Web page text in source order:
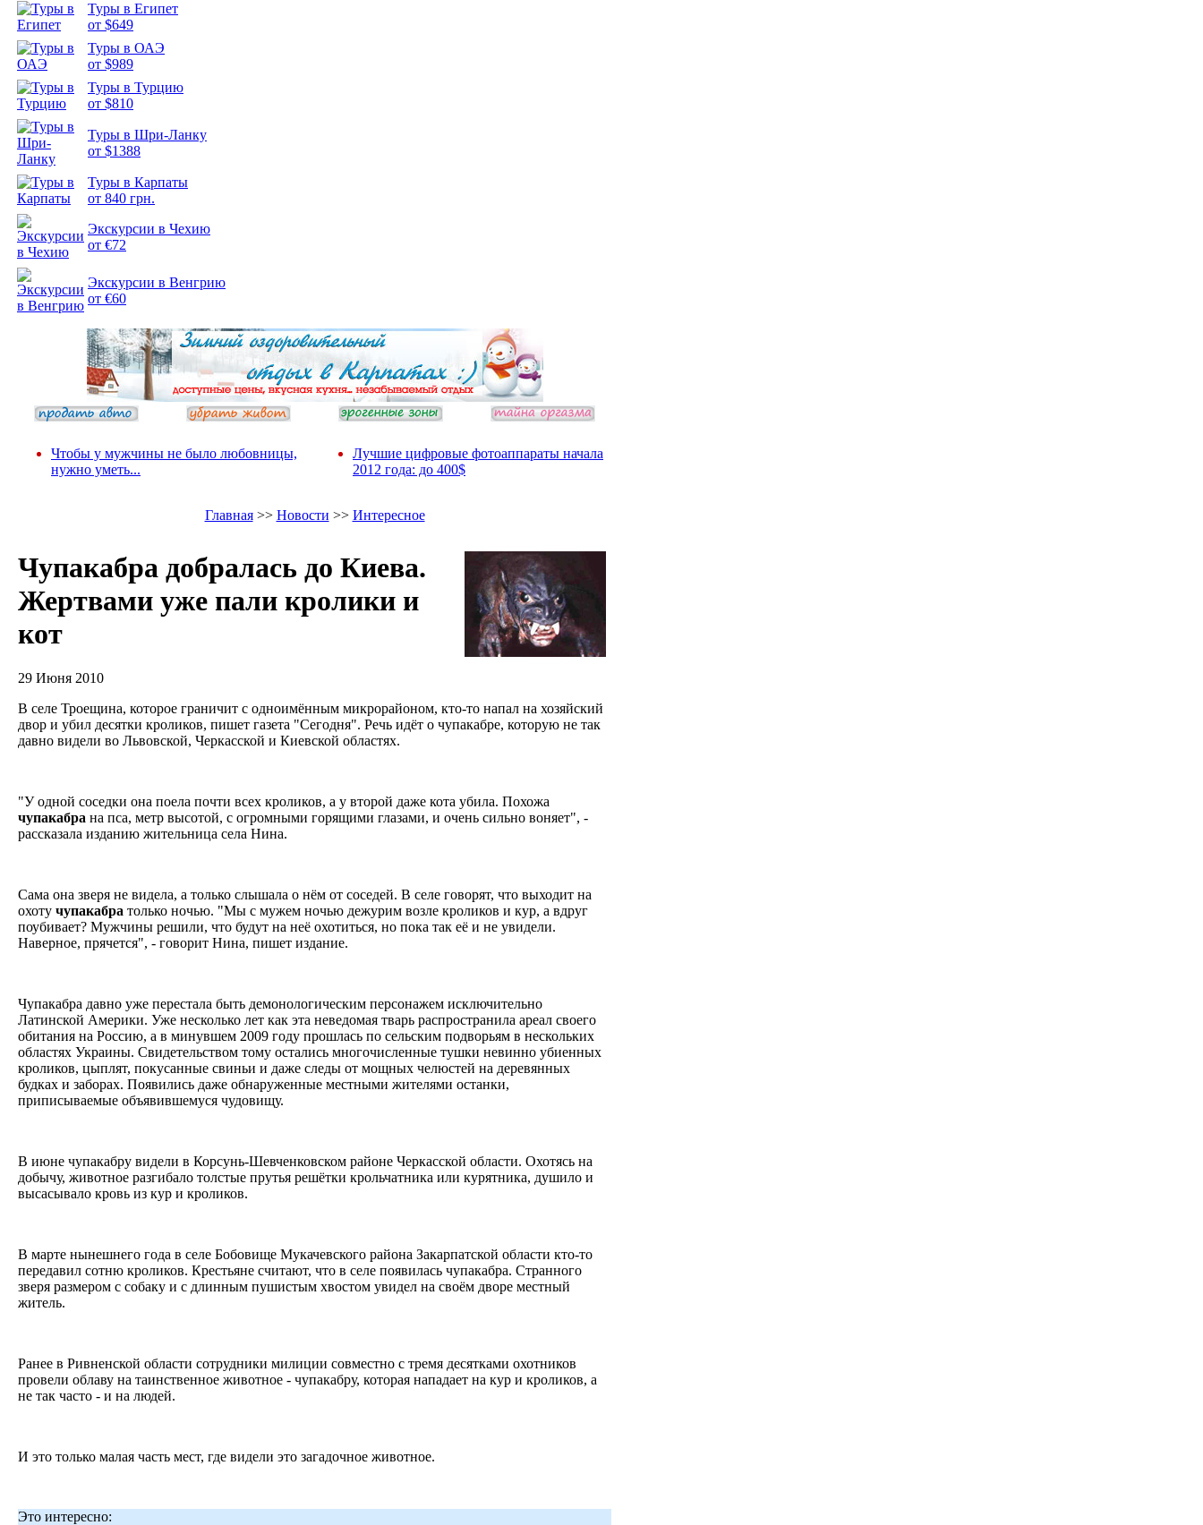
Туры в Египет
от $649
Туры в ОАЭ
от $989
Туры в Турцию
от $810
Туры в Шри-Ланку
от $1388
Туры в Карпаты
от 840 грн.
Экскурсии в Чехию
от €72
Экскурсии в Венгрию
от €60
Чтобы у мужчины не было любовницы,
нужно уметь...
Лучшие цифровые фотоаппараты начала
2012 года: до 400$
Главная>> Новости >> Интересное
Чупакабра добралась до Киева.
Жертвами уже пали кролики и
кот
29 Июня 2010
В селе Троещина, которое граничит с одноимённым микрорайоном, кто-то напал на хозяйский
двор и убил десятки кроликов, пишет газета "Сегодня". Речь идёт о чупакабре, которую не так
давно видели во Львовской, Черкасской и Киевской областях.
"У одной соседки она поела почти всех кроликов, а у второй даже кота убила. Похожа
чупакабра на пса, метр высотой, с огромными горящими глазами, и очень сильно воняет", -
рассказала изданию жительница села Нина.
Сама она зверя не видела, а только слышала о нём от соседей. В селе говорят, что выходит на
охоту чупакабра только ночью. "Мы с мужем ночью дежурим возле кроликов и кур, а вдруг
поубивает? Мужчины решили, что будут на неё охотиться, но пока так её и не увидели.
Наверное, прячется", - говорит Нина, пишет издание.
Чупакабра давно уже перестала быть демонологическим персонажем исключительно
Латинской Америки. Уже несколько лет как эта неведомая тварь распространила ареал своего
обитания на Россию, а в минувшем 2009 году прошлась по сельским подворьям в нескольких
областях Украины. Свидетельством тому остались многочисленные тушки невинно убиенных
кроликов, цыплят, покусанные свиньи и даже следы от мощных челюстей на деревянных
будках и заборах. Появились даже обнаруженные местными жителями останки,
приписываемые объявившемуся чудовищу.
В июне чупакабру видели в Корсунь-Шевченковском районе Черкасской области. Охотясь на
добычу, животное разгибало толстые прутья решётки крольчатника или курятника, душило и
высасывало кровь из кур и кроликов.
В марте нынешнего года в селе Бобовище Мукачевского района Закарпатской области кто-то
передавил сотню кроликов. Крестьяне считают, что в селе появилась чупакабра. Странного
зверя размером с собаку и с длинным пушистым хвостом увидел на своём дворе местный
житель.
Ранее в Ривненской области сотрудники милиции совместно с тремя десятками охотников
провели облаву на таинственное животное - чупакабру, которая нападает на кур и кроликов, а
не так часто - и на людей.
И это только малая часть мест, где видели это загадочное животное.
Это интересно: